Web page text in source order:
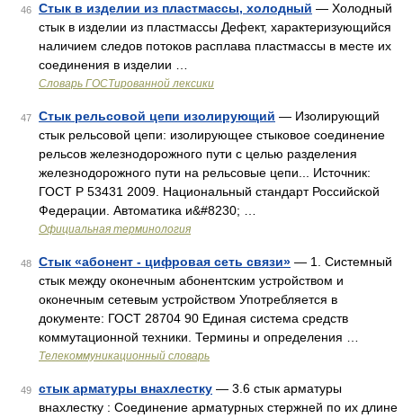
46 Стык в изделии из пластмассы, холодный — Холодный
стык в изделии из пластмассы Дефект, характеризующийся
наличием следов потоков расплава пластмассы в месте их
соединения в изделии …
Словарь ГОСТированной лексики
47 Стык рельсовой цепи изолирующий — Изолирующий
стык рельсовой цепи: изолирующее стыковое соединение
рельсов железнодорожного пути с целью разделения
железнодорожного пути на рельсовые цепи... Источник:
ГОСТ Р 53431 2009. Национальный стандарт Российской
Федерации. Автоматика и&#8230; …
Официальная терминология
48 Стык «абонент - цифровая сеть связи» — 1. Системный
стык между оконечным абонентским устройством и
оконечным сетевым устройством Употребляется в
документе: ГОСТ 28704 90 Единая система средств
коммутационной техники. Термины и определения …
Телекоммуникационный словарь
49 стык арматуры внахлестку — 3.6 стык арматуры
внахлестку : Соединение арматурных стержней по их длине